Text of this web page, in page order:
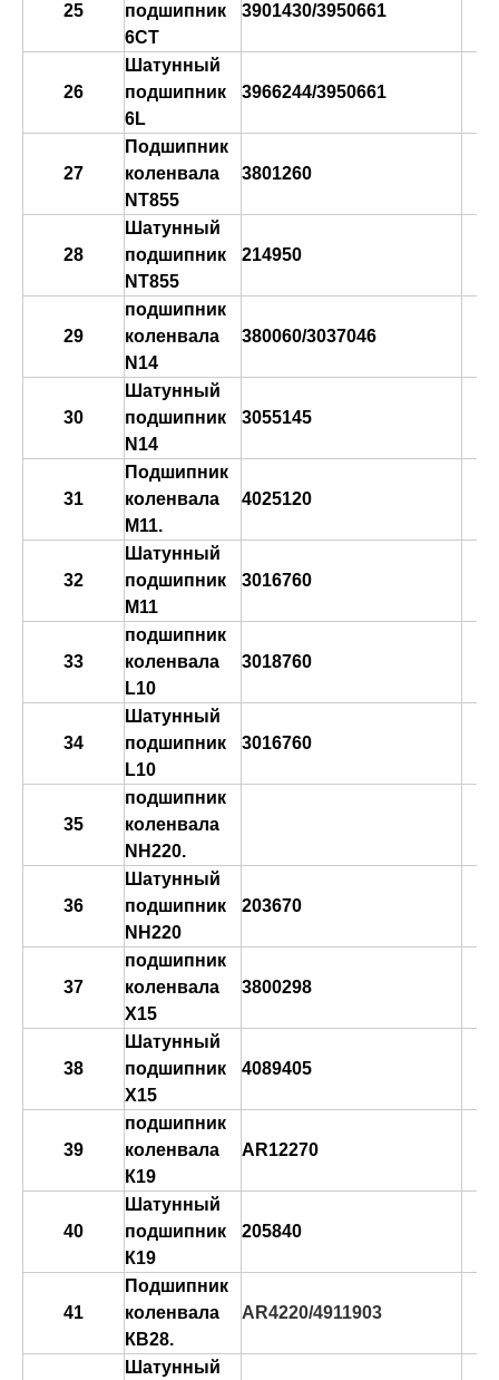
25
подшипник
6CT
3901430/3950661
26
Шатунный
подшипник
6L
3966244/3950661
27
Подшипник
коленвала
NT855
3801260
28
Шатунный
подшипник
NT855
214950
29
подшипник
коленвала
N14
380060/3037046
30
Шатунный
подшипник
N14
3055145
31
Подшипник
коленвала
М11.
4025120
32
Шатунный
подшипник
М11
3016760
33
подшипник
коленвала
L10
3018760
34
Шатунный
подшипник
L10
3016760
35
подшипник
коленвала
NH220.
36
Шатунный
подшипник
NH220
203670
37
подшипник
коленвала
Х15
3800298
38
Шатунный
подшипник
X15
4089405
39
подшипник
коленвала
К19
AR12270
40
Шатунный
подшипник
К19
205840
41
Подшипник
коленвала
КВ28.
AR4220/4911903
Шатунный